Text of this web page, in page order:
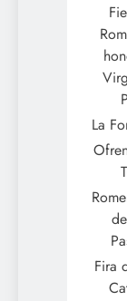
La
Fira